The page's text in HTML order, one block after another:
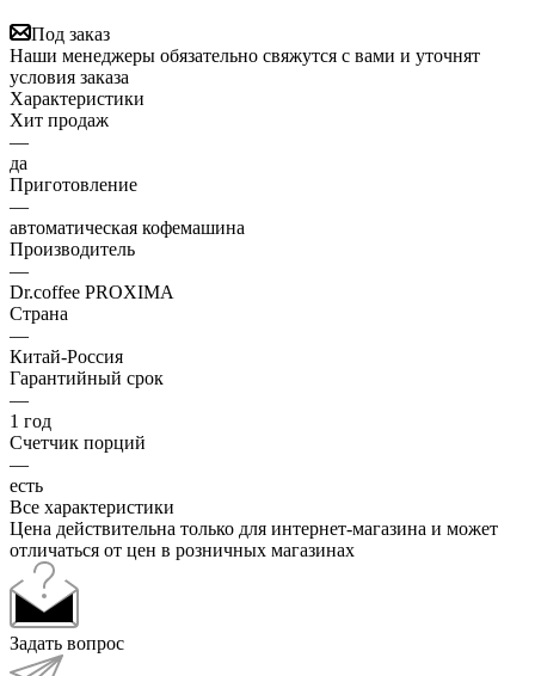
Под заказ
Наши менеджеры обязательно свяжутся с вами и уточнят
условия заказа
Характеристики
Хит продаж
—
да
Приготовление
—
автоматическая кофемашина
Производитель
—
Dr.coffee PROXIMA
Страна
—
Китай-Россия
Гарантийный срок
—
1 год
Счетчик порций
—
есть
Все характеристики
Цена действительна только для интернет-магазина и может
отличаться от цен в розничных магазинах
Задать вопрос